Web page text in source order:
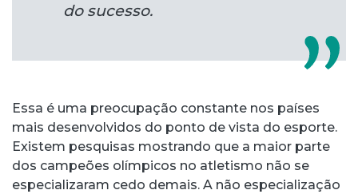
do sucesso.
Essa é uma preocupação constante nos países
mais desenvolvidos do ponto de vista do esporte.
Existem pesquisas mostrando que a maior parte
dos campeões olímpicos no atletismo não se
especializaram cedo demais. A não especialização